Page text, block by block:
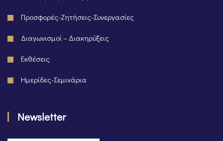
Προσφορές-Ζητήσεις-Συνεργασίες
Διαγωνισμοί – Διακηρύξεις
Εκθέσεις
Ημερίδες-Σεμινάρια
Newsletter